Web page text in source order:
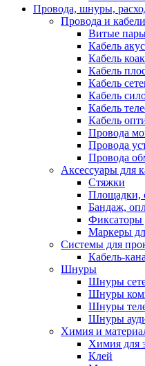
Провода, шнуры,
Провода и кабели
Витые
Кабель
Кабель
Кабель
Кабель
Кабель
Кабель
Кабель
Провода
Провода
Провода
Аксессуары для
Стяжки
Площадки,
Бандаж,
Фиксаторы
Маркеры
Системы для
Кабель-
Шнуры
Шнуры
Шнуры
Шнуры
Шнуры
Химия и
Химия для
Клей